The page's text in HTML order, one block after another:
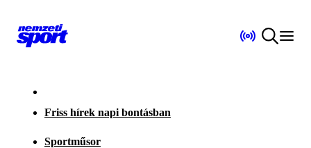
Friss hírek napi bontásban
Sportműsor